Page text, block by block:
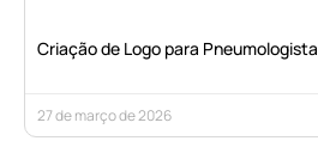
Criação de Logo para Pneumologista
27 de março de 2026